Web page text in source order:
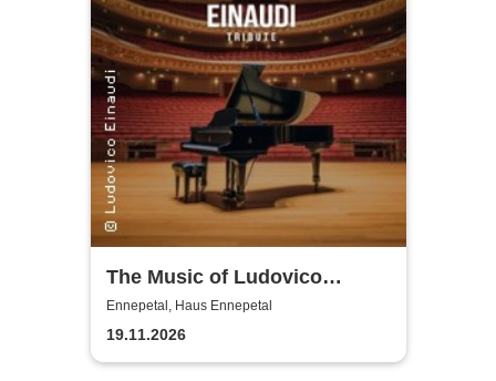
The Music of Ludovico
Einaudi: Tribute-
Klavierkonzert - Ludovico
Einaudi Tribute bei
Ennepetal, Haus Ennepetal
19.11.2026